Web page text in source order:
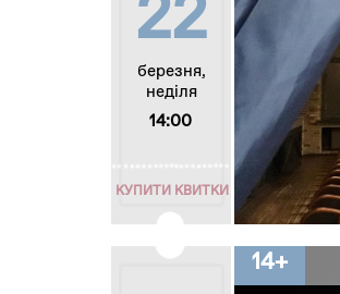
22
березня,
неділя
14:00
КУПИТИ КВИТКИ
14+